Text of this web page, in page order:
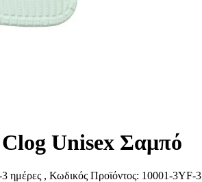
Unisex Σαμπό
ημέρες , Κωδικός Προϊόντος: 10001-3YF-3